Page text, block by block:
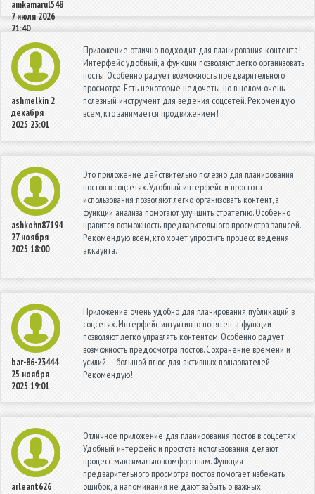
amkamarul548
7 июля 2026
21:40
ashmelkin 2
декабря
2025 23:01
Приложение отлично подходит для планирования контента!
Интерфейс удобный, а функции позволяют легко организовать
посты. Особенно радует возможность предварительного
просмотра. Есть некоторые недочеты, но в целом очень
полезный инструмент для ведения соцсетей. Рекомендую
всем, кто занимается продвижением!
ashkohn87194
27 ноября
2025 18:00
Это приложение действительно полезно для планирования
постов в соцсетях. Удобный интерфейс и простота
использования позволяют легко организовать контент, а
функции анализа помогают улучшить стратегию. Особенно
нравится возможность предварительного просмотра записей.
Рекомендую всем, кто хочет упростить процесс ведения
аккаунта.
bar-86-23444
25 ноября
2025 19:01
Приложение очень удобно для планирования публикаций в
соцсетях. Интерфейс интуитивно понятен, а функции
позволяют легко управлять контентом. Особенно радует
возможность предосмотра постов. Сохранение времени и
усилий — большой плюс для активных пользователей.
Рекомендую!
arleant626
Отличное приложение для планирования постов в соцсетях!
Удобный интерфейс и простота использования делают
процесс максимально комфортным. Функция
предварительного просмотра постов помогает избежать
ошибок, а напоминания не дают забыть о важных